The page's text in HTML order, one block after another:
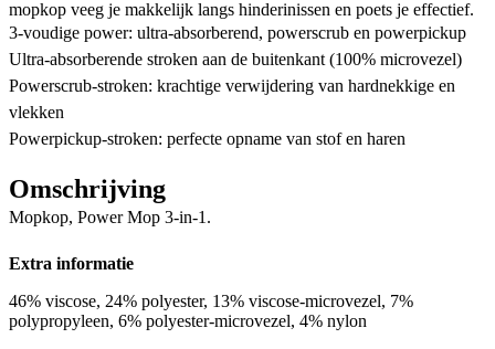
mopkop veeg je makkelijk langs hinderinissen en poets je effectief.
3-voudige power: ultra-absorberend, powerscrub en powerpickup
Ultra-absorberende stroken aan de buitenkant (100% microvezel)
Powerscrub-stroken: krachtige verwijdering van hardnekkige en
vlekken
Powerpickup-stroken: perfecte opname van stof en haren
Omschrijving
Mopkop, Power Mop 3-in-1.
Extra informatie
46% viscose, 24% polyester, 13% viscose-microvezel, 7%
polypropyleen, 6% polyester-microvezel, 4% nylon